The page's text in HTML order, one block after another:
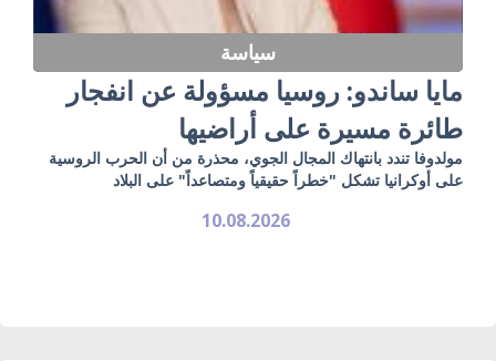
سياسة
مايا ساندو: روسيا مسؤولة عن انفجار
طائرة مسيرة على أراضيها
مولدوفا تندد بانتهاك المجال الجوي، محذرة من أن الحرب الروسية
على أوكرانيا تشكل "خطراً حقيقياً ومتصاعداً" على البلاد
10.08.2026